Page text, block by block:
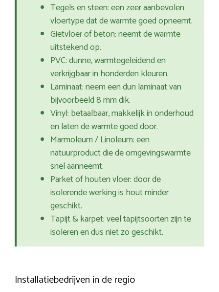
Tegels en steen: een zeer aanbevolen
vloertype dat de warmte goed opneemt.
Gietvloer of beton: neemt de warmte
uitstekend op.
PVC: dunne, warmtegeleidend en
verkrijgbaar in honderden kleuren.
Laminaat: neem een dun laminaat van
bijvoorbeeld 8 mm dik.
Vinyl: betaalbaar, makkelijk in onderhoud
en laten de warmte goed door.
Marmoleum / Linoleum: een
natuurproduct die de omgevingswarmte
snel aanneemt.
Parket of houten vloer: door de
isolerende werking is hout minder
geschikt.
Tapijt & karpet: veel tapijtsoorten zijn te
isoleren en dus niet zo geschikt.
Installatiebedrijven in de regio